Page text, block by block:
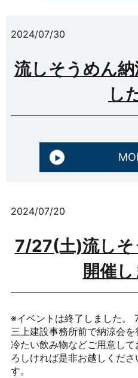
2024/07/30
流しそうめん
し
2024/07/20
7/27(土)流しそ
開催し
※イベントは終了しました。
三上建設事務所前で納涼会
冷たい飲み物などご用意し
ろしければ是非お越しくだ
す。